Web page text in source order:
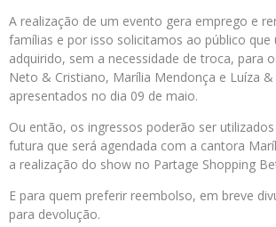
A realização de um evento gera emprego e
famílias e por isso solicitamos ao público que
adquirido, sem a necessidade de troca, para
Neto & Cristiano, Marília Mendonça e Luíza
apresentados no dia 09 de maio.
Ou então, os ingressos poderão ser
futura que será agendada com a cantora
a realização do show no Partage Shopping
E para quem preferir reembolso, em breve
para devolução.